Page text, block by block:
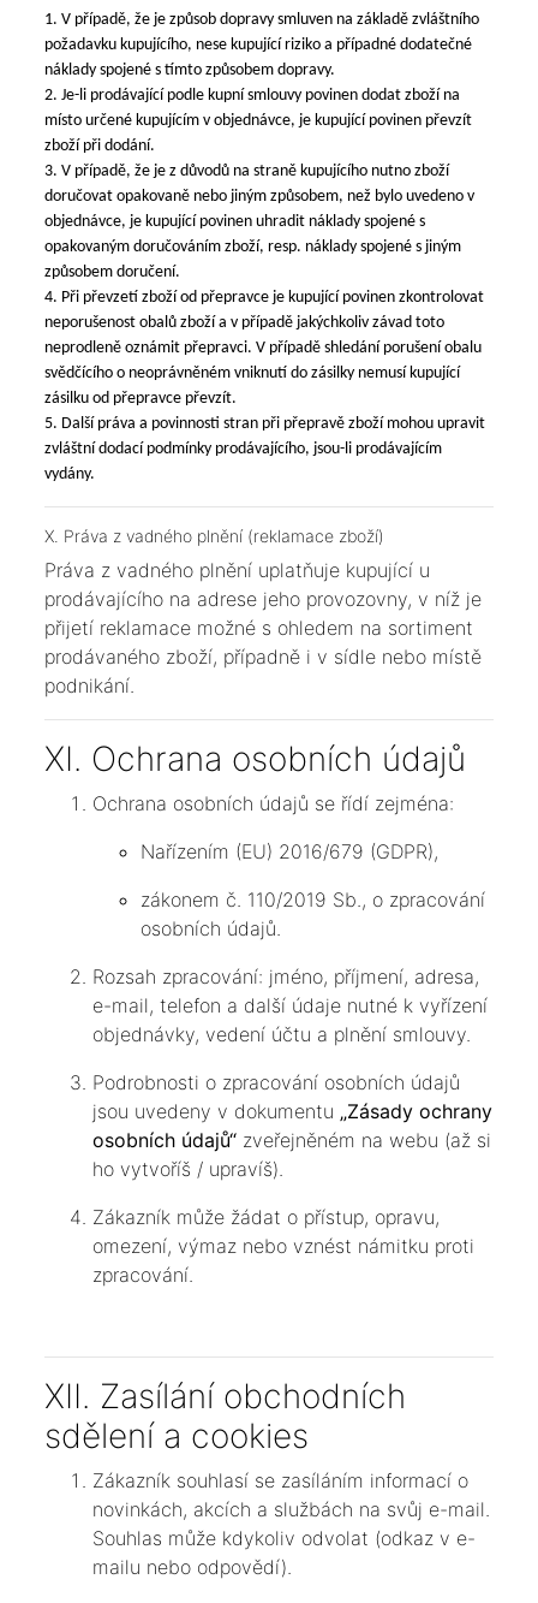
1. V případě, že je způsob dopravy smluven na základě zvláštního
požadavku kupujícího, nese kupující riziko a případné dodatečné
náklady spojené s tímto způsobem dopravy.
2. Je-li prodávající podle kupní smlouvy povinen dodat zboží na
místo určené kupujícím v objednávce, je kupující povinen převzít
zboží při dodání.
3. V případě, že je z důvodů na straně kupujícího nutno zboží
doručovat opakovaně nebo jiným způsobem, než bylo uvedeno v
objednávce, je kupující povinen uhradit náklady spojené s
opakovaným doručováním zboží, resp. náklady spojené s jiným
způsobem doručení.
4. Při převzetí zboží od přepravce je kupující povinen zkontrolovat
neporušenost obalů zboží a v případě jakýchkoliv závad toto
neprodleně oznámit přepravci. V případě shledání porušení obalu
svědčícího o neoprávněném vniknutí do zásilky nemusí kupující
zásilku od přepravce převzít.
5. Další práva a povinnosti stran při přepravě zboží mohou upravit
zvláštní dodací podmínky prodávajícího, jsou-li prodávajícím
vydány.
X. Práva z vadného plnění (reklamace zboží)
Práva z vadného plnění uplatňuje kupující u
prodávajícího na adrese jeho provozovny, v níž je
přijetí reklamace možné s ohledem na sortiment
prodávaného zboží, případně i v sídle nebo místě
podnikání.
XI. Ochrana osobních údajů
Ochrana osobních údajů se řídí zejména:
Nařízením (EU) 2016/679 (GDPR),
zákonem č. 110/2019 Sb., o zpracování
osobních údajů.
Rozsah zpracování: jméno, příjmení, adresa,
e-mail, telefon a další údaje nutné k vyřízení
objednávky, vedení účtu a plnění smlouvy.
Podrobnosti o zpracování osobních údajů
jsou uvedeny v dokumentu „Zásady ochrany
osobních údajů“ zveřejněném na webu (až si
ho vytvoříš / upravíš).
Zákazník může žádat o přístup, opravu,
omezení, výmaz nebo vznést námitku proti
zpracování.
XII. Zasílání obchodních
sdělení a cookies
Zákazník souhlasí se zasíláním informací o
novinkách, akcích a službách na svůj e-mail.
Souhlas může kdykoliv odvolat (odkaz v e-
mailu nebo odpovědí).